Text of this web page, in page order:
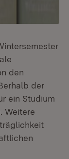
den
der
ein Studium
Weitere